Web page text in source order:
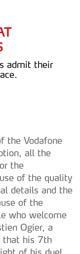
admit their
the Vodafone
all the
the
of the quality
details and the
of the
who welcome
Ogier, a
that his 7th